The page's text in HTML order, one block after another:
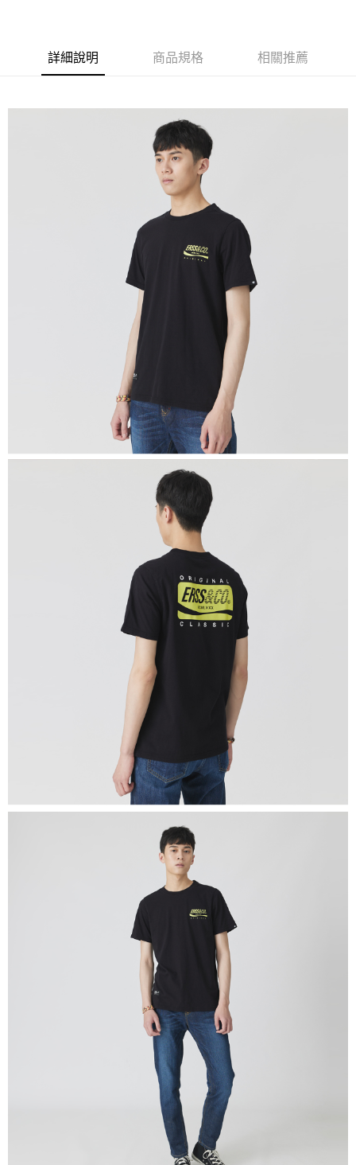
４．使用「AFTEE先享後付」時，將依據個別帳號之用戶狀況，依本公司即
時審查核予不同之上限額度；若仍有額度不足之情形，本公司將視審查結果
５．嚴禁一人註冊多個帳號或使用他人資訊註冊。若發現惡意使用之情形，
恩沛科技股份有限公司將有權停止該用戶之使用額度並採取法律行動。
每筆NT$80，滿NT$1,200(含以上)免運費
詳細說明 商品規格 相關推薦